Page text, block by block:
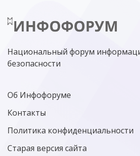
МИНЦИФРЫ РОССИИ NGFW
Национальный форум
безопасности
Об Инфофоруме
Контакты
Политика конфиденциальности
Старая версия сайта